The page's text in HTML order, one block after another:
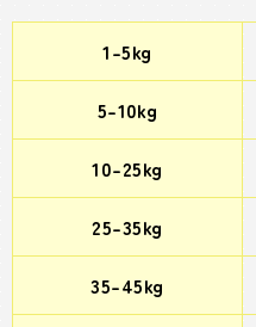
1-5kg
5-10kg
10-25kg
25-35kg
35-45kg